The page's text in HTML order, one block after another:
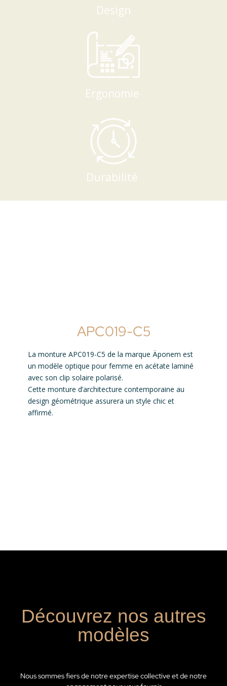
Design
Ergonomie
Durabilité
APC019-C5
La monture APC019-C5 de la marque Äponem est
un modèle optique pour femme en acétate laminé
avec son clip solaire polarisé.
Cette monture d’architecture contemporaine au
design géométrique assurera un style chic et
affirmé.
Découvrez nos autres
modèles
Nous sommes fiers de notre expertise collective et de notre